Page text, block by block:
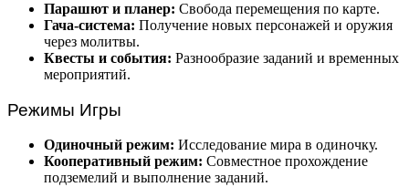
Парашют и планер: Свобода перемещения по карте.
Гача-система: Получение новых персонажей и оружия
через молитвы.
Квесты и события: Разнообразие заданий и временных
мероприятий.
Режимы Игры
Одиночный режим: Исследование мира в одиночку.
Кооперативный режим: Совместное прохождение
подземелий и выполнение заданий.